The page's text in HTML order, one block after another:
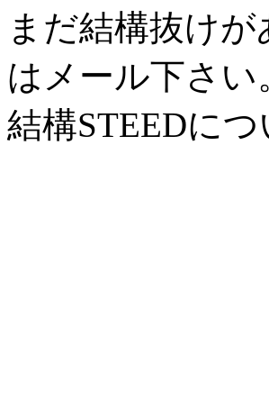
まだ結構抜け
はメール下さ
結構STEEDに